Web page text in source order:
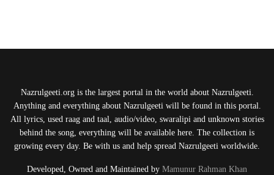
Nazrulgeeti.org is the largest portal in the world about Nazrulgeeti.
Anything and everything about Nazrulgeeti will be found in this portal.
All lyrics, used raag and taal, audio/video, swaralipi and unknown stories
behind the song, everything will be available here. The collection is
growing every day. Be with us and help spread Nazrulgeeti worldwide.
Developed, Owned and Maintained by Mamunur Rahman Khan